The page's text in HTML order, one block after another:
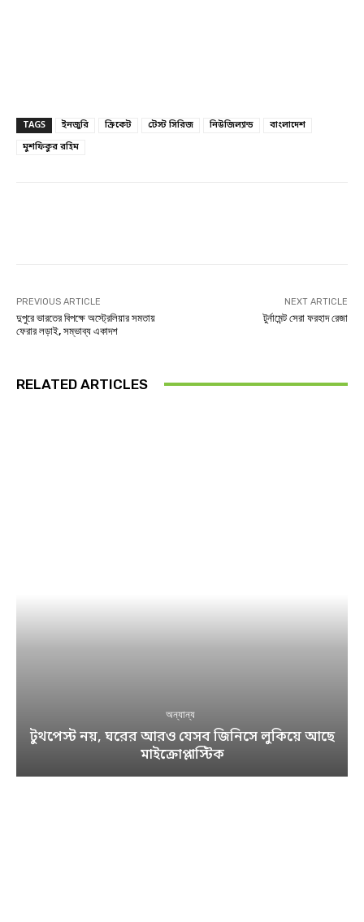
TAGS ইনজুরি ক্রিকেট টেস্ট সিরিজ নিউজিল্যান্ড
বাংলাদেশ
মুশফিকুর রহিম
PREVIOUS ARTICLE
দুপুরে ভারতের বিপক্ষে অস্ট্রেলিয়ার সমতায়
ফেরার লড়াই, সম্ভাব্য একাদশ
NEXT ARTICLE
টুর্নামেন্ট সেরা ফরহাদ রেজা
RELATED ARTICLES
অন্যান্য
টুথপেস্ট নয়, ঘরের আরও যেসব জিনিসে লুকিয়ে আছে
মাইক্রোপ্লাস্টিক